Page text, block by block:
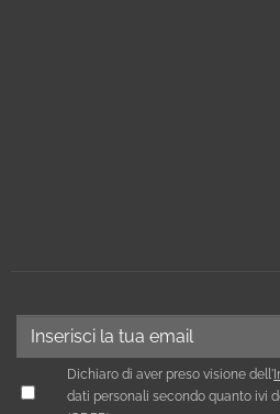
Dichiaro di aver preso visione dell'
dati personali secondo quanto ivi